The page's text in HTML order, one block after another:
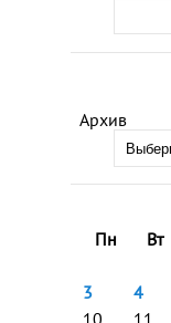
Архив
Пн
Вт
3
4
10
11